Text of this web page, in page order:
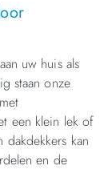
uw huis als
staan onze
een klein lek of
kan
en de